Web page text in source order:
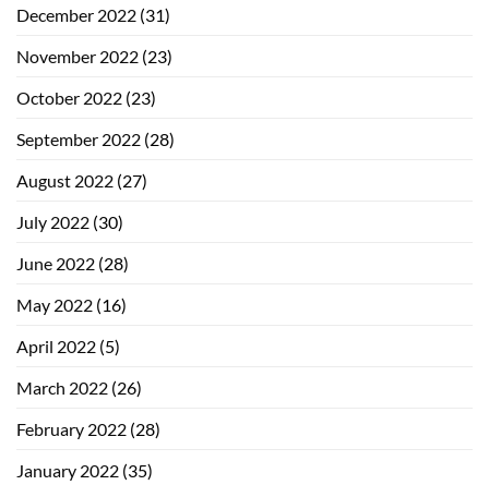
December 2022 (31)
November 2022 (23)
October 2022 (23)
September 2022 (28)
August 2022 (27)
July 2022 (30)
June 2022 (28)
May 2022 (16)
April 2022 (5)
March 2022 (26)
February 2022 (28)
January 2022 (35)